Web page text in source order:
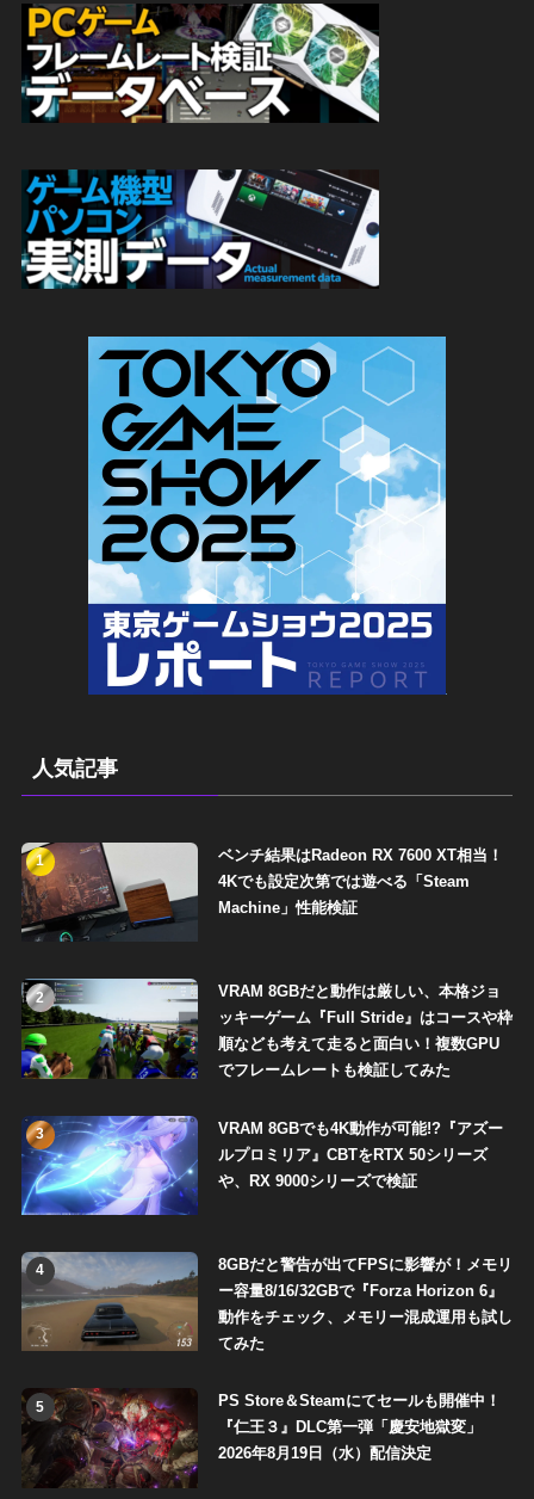
人気記事
1
ベンチ結果はRadeon RX 7600 XT相当！
4Kでも設定次第では遊べる「Steam
Machine」性能検証
2
VRAM 8GBだと動作は厳しい、本格ジョ
ッキーゲーム『Full Stride』はコースや枠
順なども考えて走ると面白い！複数GPU
でフレームレートも検証してみた
3
VRAM 8GBでも4K動作が可能!?『アズー
ルプロミリア』CBTをRTX 50シリーズ
や、RX 9000シリーズで検証
4
8GBだと警告が出てFPSに影響が！メモリ
ー容量8/16/32GBで『Forza Horizon 6』
動作をチェック、メモリー混成運用も試し
てみた
5
PS Store＆Steamにてセールも開催中！
『仁王３』DLC第一弾「慶安地獄変」
2026年8月19日（水）配信決定